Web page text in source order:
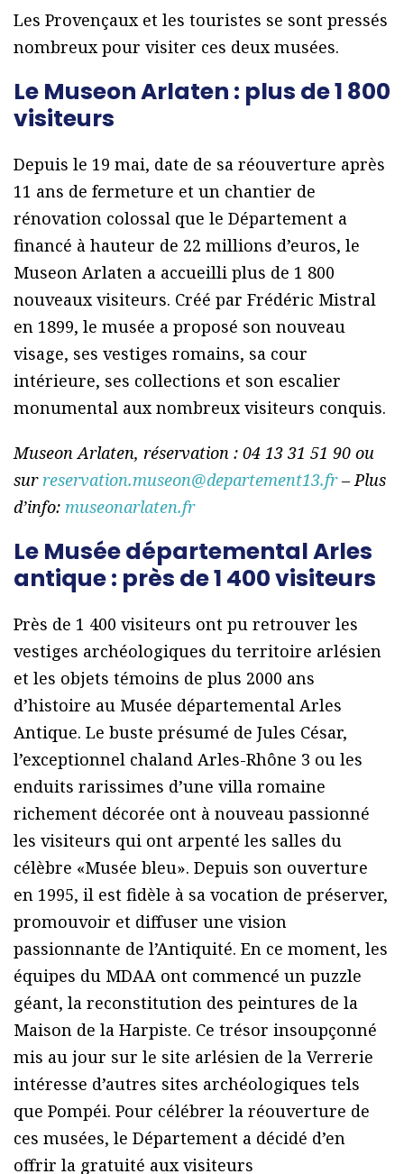
Les Provençaux et les touristes se sont pressés
nombreux pour visiter ces deux musées.
Le Museon Arlaten : plus de 1 800
visiteurs
Depuis le 19 mai, date de sa réouverture après
11 ans de fermeture et un chantier de
rénovation colossal que le Département a
financé à hauteur de 22 millions d’euros, le
Museon Arlaten a accueilli plus de 1 800
nouveaux visiteurs. Créé par Frédéric Mistral
en 1899, le musée a proposé son nouveau
visage, ses vestiges romains, sa cour
intérieure, ses collections et son escalier
monumental aux nombreux visiteurs conquis.
Museon Arlaten, réservation : 04 13 31 51 90 ou
sur reservation.museon@departement13.fr– Plus
d’info: museonarlaten.fr
Le Musée départemental Arles
antique : près de 1 400 visiteurs
Près de 1 400 visiteurs ont pu retrouver les
vestiges archéologiques du territoire arlésien
et les objets témoins de plus 2000 ans
d’histoire au Musée départemental Arles
Antique. Le buste présumé de Jules César,
l’exceptionnel chaland Arles-Rhône 3 ou les
enduits rarissimes d’une villa romaine
richement décorée ont à nouveau passionné
les visiteurs qui ont arpenté les salles du
célèbre «Musée bleu». Depuis son ouverture
en 1995, il est fidèle à sa vocation de préserver,
promouvoir et diffuser une vision
passionnante de l’Antiquité. En ce moment, les
équipes du MDAA ont commencé un puzzle
géant, la reconstitution des peintures de la
Maison de la Harpiste. Ce trésor insoupçonné
mis au jour sur le site arlésien de la Verrerie
intéresse d’autres sites archéologiques tels
que Pompéi. Pour célébrer la réouverture de
ces musées, le Département a décidé d’en
offrir la gratuité aux visiteurs